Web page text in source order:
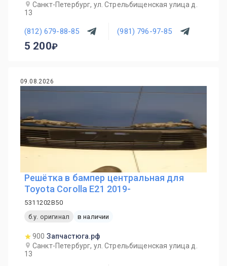
Санкт-Петербург, ул. Стрельбищенская улица д.
13
(812) 679-88-85 (981) 796-97-85
5 200
09.08.2026
Решётка в бампер центральная для
Toyota Corolla E21 2019-
5311202B50
б.у. оригинал
в наличии
900 Запчастюга.рф
Санкт-Петербург, ул. Стрельбищенская улица д.
13